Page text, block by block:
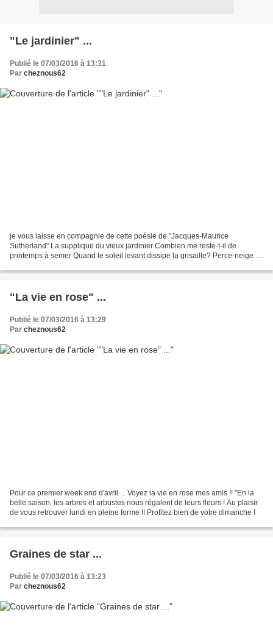
"Le jardinier" ...
Publié le 07/03/2016 à 13:31
Par cheznous62
je vous laisse en compagnie de cette poésie de "Jacques-Maurice
Sutherland" La supplique du vieux jardinier Combien me reste-t-il de
printemps à semer Quand le soleil levant dissipe la grisaille? Perce-neige et
"La vie en rose" ...
Publié le 07/03/2016 à 13:29
Par cheznous62
Pour ce premier week end d'avril ... Voyez la vie en rose mes amis !! "En la
belle saison, les arbres et arbustes nous régalent de leurs fleurs ! Au plaisir
de vous retrouver lundi en pleine forme !! Profitez bien de votre dimanche !
Graines de star ...
Publié le 07/03/2016 à 13:23
Par cheznous62